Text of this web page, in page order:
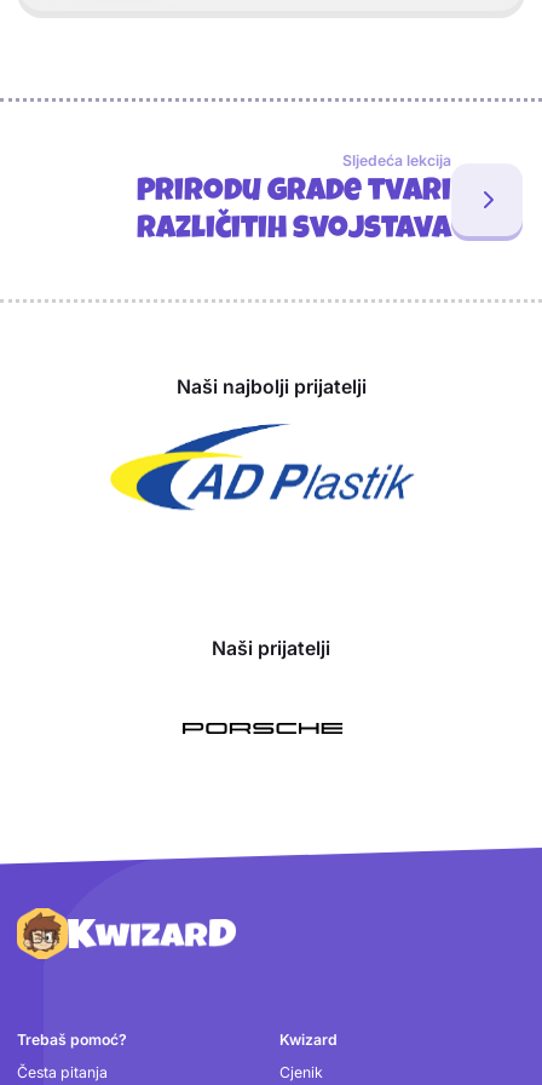
Sljedeća lekcija
Prirodu grade tvari
različitih svojstava
Naši najbolji prijatelji
Naši prijatelji
Podnožje
Trebaš pomoć?
Česta pitanja
Kwizard
Cjenik